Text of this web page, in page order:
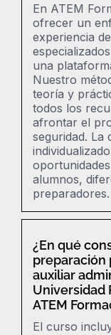
En ATEM
ofrecer un
experiencia
una
Nuestro
teoría y
todos los
afrontar el
seguridad. La
alumnos,
preparadores.
¿En qué
preparación
auxiliar
Universidad
ATEM
El curso